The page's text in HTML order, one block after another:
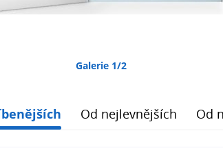
Galerie 1/2
Od nejlevnějších Od